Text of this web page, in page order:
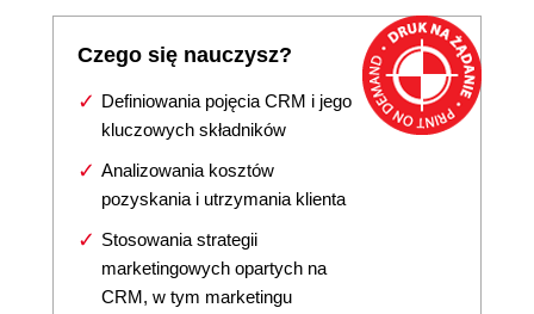
Czego się nauczysz?
Definiowania pojęcia CRM i jego
kluczowych składników
Analizowania kosztów
pozyskania i utrzymania klienta
Stosowania strategii
marketingowych opartych na
CRM, w tym marketingu